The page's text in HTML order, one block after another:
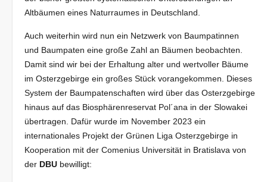
Altbäumen eines Naturraumes in Deutschland.
Auch weiterhin wird nun ein Netzwerk von Baumpatinnen
und Baumpaten eine große Zahl an Bäumen beobachten.
Damit sind wir bei der Erhaltung alter und wertvoller Bäume
im Osterzgebirge ein großes Stück vorangekommen. Dieses
System der Baumpatenschaften wird über das Osterzgebirge
hinaus auf das Biosphärenreservat Pol´ana in der Slowakei
übertragen. Dafür wurde im November 2023 ein
internationales Projekt der Grünen Liga Osterzgebirge in
Kooperation mit der Comenius Universität in Bratislava von
der DBU bewilligt: